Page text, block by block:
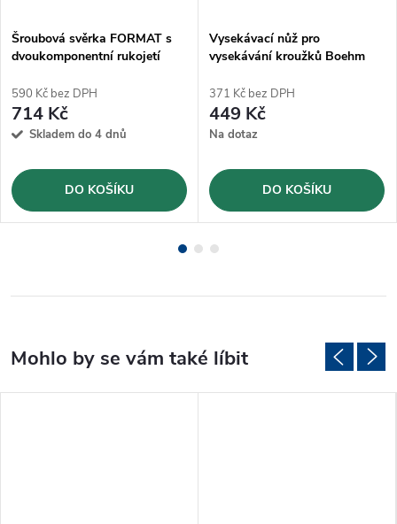
Šroubová svěrka FORMAT s
dvoukomponentní rukojetí
590 Kč bez DPH
714 Kč
Skladem do 4 dnů
DO KOŠÍKU
Vysekávací nůž pro
vysekávání kroužků Boehm
371 Kč bez DPH
449 Kč
Na dotaz
DO KOŠÍKU